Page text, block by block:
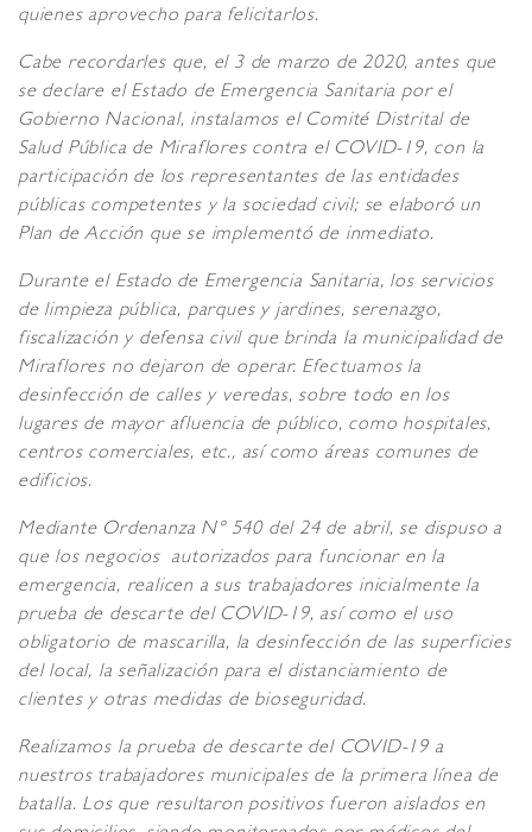
quienes aprovecho para felicitarlos.
Cabe recordarles que, el 3 de marzo de 2020, antes que
se declare el Estado de Emergencia Sanitaria por el
Gobierno Nacional, instalamos el Comité Distrital de
Salud Pública de Miraflores contra el COVID-19, con la
participación de los representantes de las entidades
públicas competentes y la sociedad civil; se elaboró un
Plan de Acción que se implementó de inmediato.
Durante el Estado de Emergencia Sanitaria, los servicios
de limpieza pública, parques y jardines, serenazgo,
fiscalización y defensa civil que brinda la municipalidad de
Miraflores no dejaron de operar. Efectuamos la
desinfección de calles y veredas, sobre todo en los
lugares de mayor afluencia de público, como hospitales,
centros comerciales, etc., así como áreas comunes de
edificios.
Mediante Ordenanza N° 540 del 24 de abril, se dispuso a
que los negocios autorizados para funcionar en la
emergencia, realicen a sus trabajadores inicialmente la
prueba de descarte del COVID-19, así como el uso
obligatorio de mascarilla, la desinfección de las superficies
del local, la señalización para el distanciamiento de
clientes y otras medidas de bioseguridad.
Realizamos la prueba de descarte del COVID-19 a
nuestros trabajadores municipales de la primera línea de
batalla. Los que resultaron positivos fueron aislados en